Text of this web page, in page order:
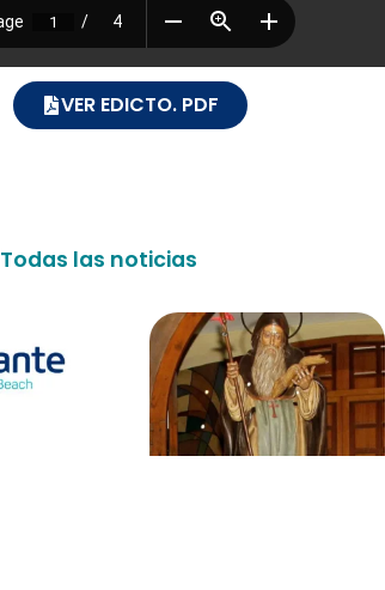
VER EDICTO. PDF
Todas las noticias